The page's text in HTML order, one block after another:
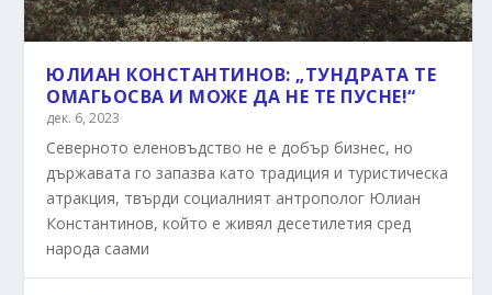
ЮЛИАН КОНСТАНТИНОВ: „ТУНДРАТА ТЕ
ОМАГЬОСВА И МОЖЕ ДА НЕ ТЕ ПУСНЕ!“
дек. 6, 2023
Северното еленовъдство не е добър бизнес, но
държавата го запазва като традиция и туристическа
атракция, твърди социалният антрополог Юлиан
Константинов, който е живял десетилетия сред
народа саами